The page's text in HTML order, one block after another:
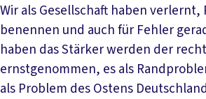
Wir als Gesellschaft haben verlernt,
benennen und auch für Fehler
haben das Stärker werden der
ernstgenommen, es als
als Problem des Ostens